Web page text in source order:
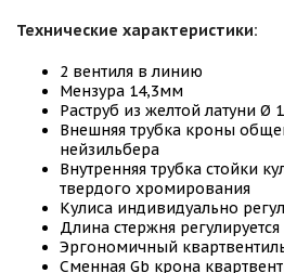
Технические характеристики:
2 вентиля в линию
Мензура 14,3мм
Раструб из желтой латуни Ø
Внешняя трубка кроны
нейзильбера
Внутренняя трубка стойки
твердого хромирования
Кулиса индивидуально
Длина стержня
Эргономичный
Сменная Gb крона